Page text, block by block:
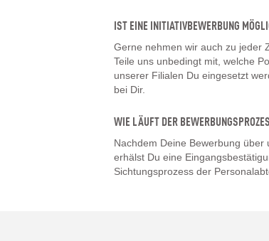
IST EINE INITIATIVBEWERBUNG
Gerne nehmen wir auch zu jeder
Teile uns unbedingt mit, welche
unserer Filialen Du eingesetzt
bei Dir.
WIE LÄUFT DER
Nachdem Deine Bewerbung über
erhälst Du eine
Sichtungsprozess der